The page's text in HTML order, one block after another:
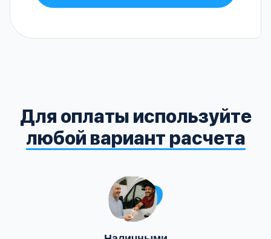
Для оплаты используйте
любой вариант расчета